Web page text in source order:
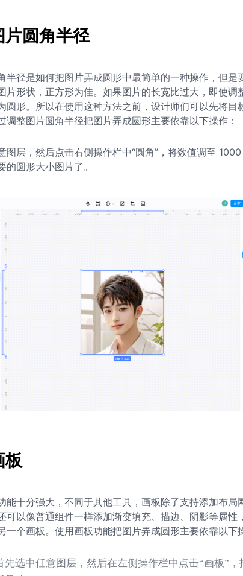
片圆角半径
半径是如何把图片弄成圆形中最简单的一种操作，但是
片形状，正方形为佳。如果图片的长宽比过大，即使调
圆形。所以在使用这种方法之前，设计师们可以先将目
调整图片圆角半径把图片弄成圆形主要依靠以下操作：
图层，然后点击右侧操作栏中“圆角”，将数值调至
的圆形大小图片了。
板
能十分强大，不同于其他工具，画板除了支持添加布局
可以像普通组件一样添加渐变填充、描边、阴影等属性
一个画板。使用画板功能把图片弄成圆形主要依靠以下
先选中任意图层，然后在左侧操作栏中点击“画板”，